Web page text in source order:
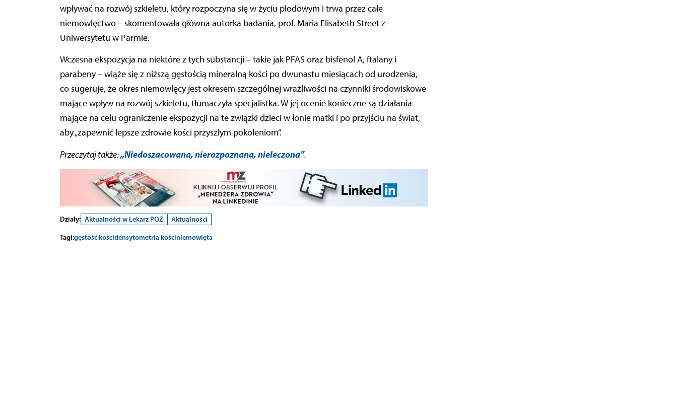
wpływać na rozwój szkieletu, który rozpoczyna się w życiu płodowym i trwa przez całe
niemowlęctwo – skomentowała główna autorka badania, prof. Maria Elisabeth Street z
Uniwersytetu w Parmie.
Wczesna ekspozycja na niektóre z tych substancji – takie jak PFAS oraz bisfenol A, ftalany i
parabeny – wiąże się z niższą gęstością mineralną kości po dwunastu miesiącach od urodzenia,
co sugeruje, że okres niemowlęcy jest okresem szczególnej wrażliwości na czynniki środowiskowe
mające wpływ na rozwój szkieletu, tłumaczyła specjalistka. W jej ocenie konieczne są działania
mające na celu ograniczenie ekspozycji na te związki dzieci w łonie matki i po przyjściu na świat,
aby „zapewnić lepsze zdrowie kości przyszłym pokoleniom”.
Przeczytaj także:„Niedoszacowana, nierozpoznana, nieleczona”.
Działy: Aktualności w Lekarz POZ
Aktualności
Tagi:gęstość kościdensytometria kościniemowlęta